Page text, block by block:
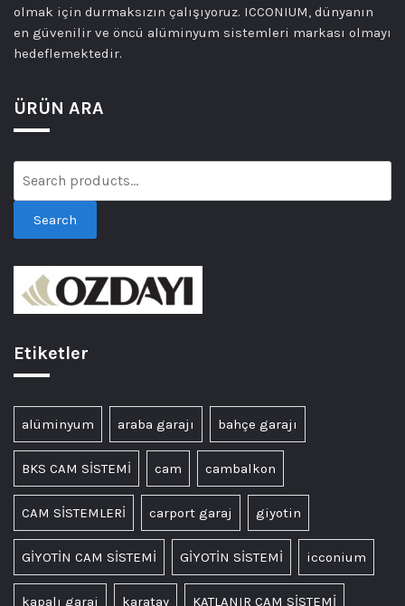
olmak için durmaksızın çalışıyoruz. ICCONIUM, dünyanın
en güvenilir ve öncü alüminyum sistemleri markası olmayı
hedeflemektedir.
ÜRÜN ARA
Search
Etiketler
alüminyum araba garajı bahçe garajı
BKS CAM SİSTEMİ cam cambalkon
CAM SİSTEMLERİ carport garaj giyotin
GİYOTİN CAM SİSTEMİ GİYOTİN SİSTEMİ icconium
kapalı garaj karatay KATLANIR CAM SİSTEMİ